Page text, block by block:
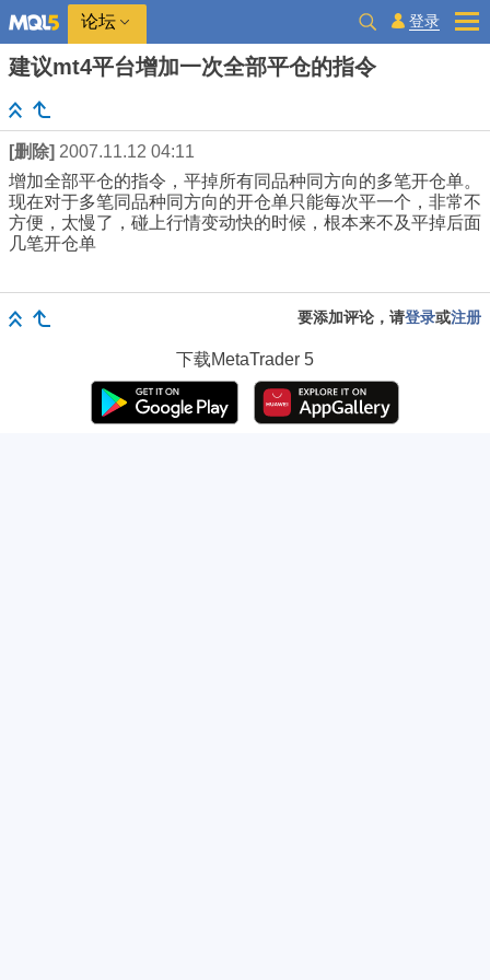
论坛 登录
建议mt4平台增加一次全部平仓的指令
[删除] 2007.11.12 04:11
增加全部平仓的指令，平掉所有同品种同方向的多笔开仓单。
现在对于多笔同品种同方向的开仓单只能每次平一个，非常不
方便，太慢了，碰上行情变动快的时候，根本来不及平掉后面
几笔开仓单
要添加评论，请登录或注册
下载MetaTrader 5